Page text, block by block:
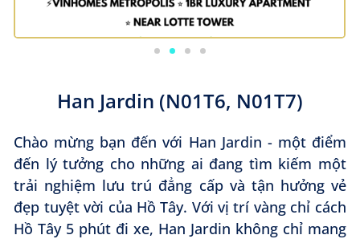
Han Jardin (N01T6, N01T7)
Chào mừng bạn đến với Han Jardin - một điểm
đến lý tưởng cho những ai đang tìm kiếm một
trải nghiệm lưu trú đẳng cấp và tận hưởng vẻ
đẹp tuyệt vời của Hồ Tây. Với vị trí vàng chỉ cách
Hồ Tây 5 phút đi xe, Han Jardin không chỉ mang